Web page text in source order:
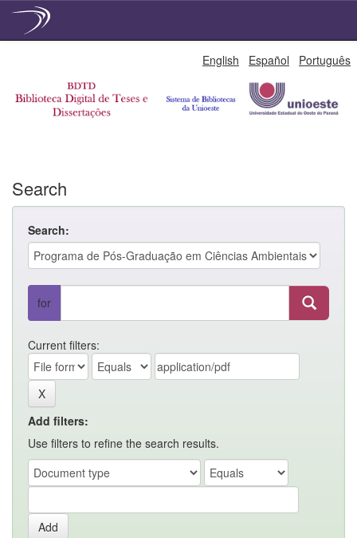
English Español Português
Search
Search:
for
Current filters:
Add filters:
Use filters to refine the search results.